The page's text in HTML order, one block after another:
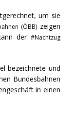
um sie
(ÖBB) zeigen
der #Nachtzug
bezeichnete und
Bundesbahnen
in einen